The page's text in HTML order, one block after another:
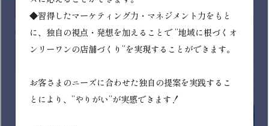
インターン募集中